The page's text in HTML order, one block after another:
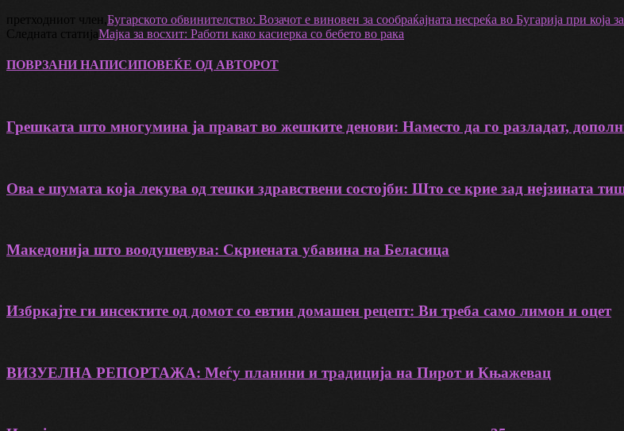
претходниот член, Бугарското обвинителство: Возачот е виновен за сообраќајната несреќа во Бугарија при која
Следната статијаМајка за восхит: Работи како касиерка со бебето во рака
ПОВРЗАНИ НАПИСИПОВЕЌЕ ОД АВТОРОТ
Грешката што многумина ја прават во жешките денови: Наместо да го разладат,
Ова е шумата која лекува од тешки здравствени состојби: Што се крие зад нејзината
Македонија што воодушевува: Скриената убавина на Беласица
Избркајте ги инсектите од домот со евтин домашен рецепт: Ви треба само лимон и оцет
ВИЗУЕЛНА РЕПОРТАЖА: Меѓу планини и традиција на Пирот и Књажевац